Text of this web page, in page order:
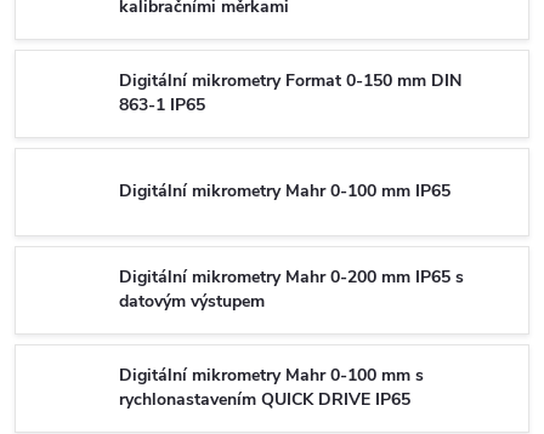
kalibračními měrkami
Digitální mikrometry Format 0-150 mm DIN
863-1 IP65
Digitální mikrometry Mahr 0-100 mm IP65
Digitální mikrometry Mahr 0-200 mm IP65 s
datovým výstupem
Digitální mikrometry Mahr 0-100 mm s
rychlonastavením QUICK DRIVE IP65